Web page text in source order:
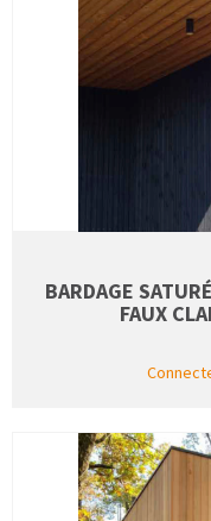
BARDAGE
FAUX